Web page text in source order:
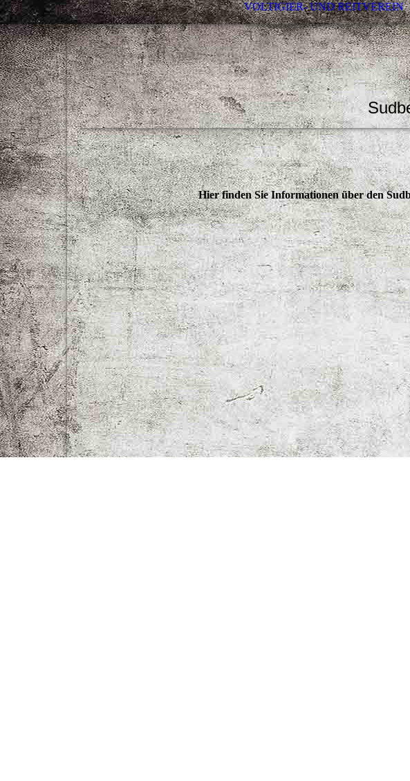
VOLTIGIER- UND REITVEREIN
Hier finden Sie Informationen über den